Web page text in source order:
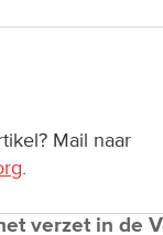
Mail naar
.
verzet in de